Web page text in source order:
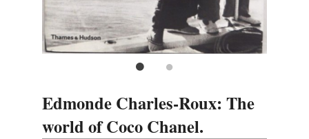
Edmonde Charles-Roux: The
world of Coco Chanel.